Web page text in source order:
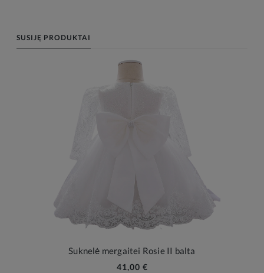
SUSIJĘ PRODUKTAI
Suknelė mergaitei Rosie II balta
41,00 €